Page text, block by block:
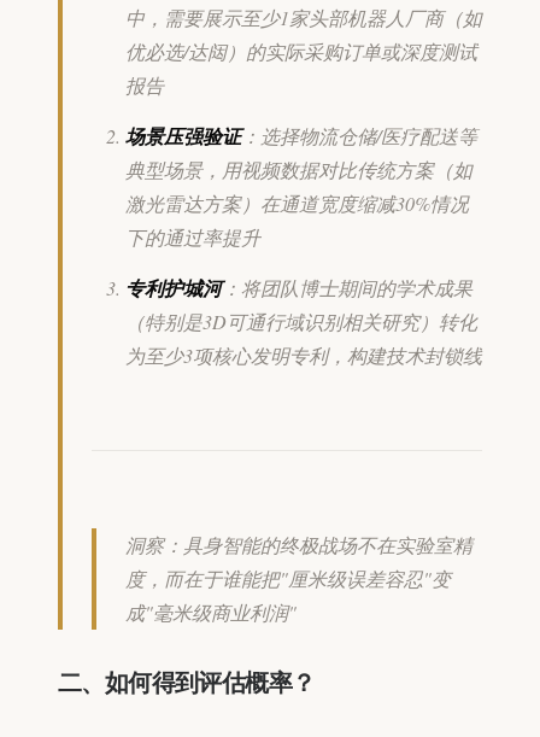
中，需要展示至少1家头部机器人厂商（如
优必选/达闼）的实际采购订单或深度测试
报告
场景压强验证：选择物流仓储/医疗配送等
典型场景，用视频数据对比传统方案（如
激光雷达方案）在通道宽度缩减30%情况
下的通过率提升
专利护城河：将团队博士期间的学术成果
（特别是3D可通行域识别相关研究）转化
为至少3项核心发明专利，构建技术封锁线
洞察：具身智能的终极战场不在实验室精
度，而在于谁能把"厘米级误差容忍"变
成"毫米级商业利润"
二、如何得到评估概率？